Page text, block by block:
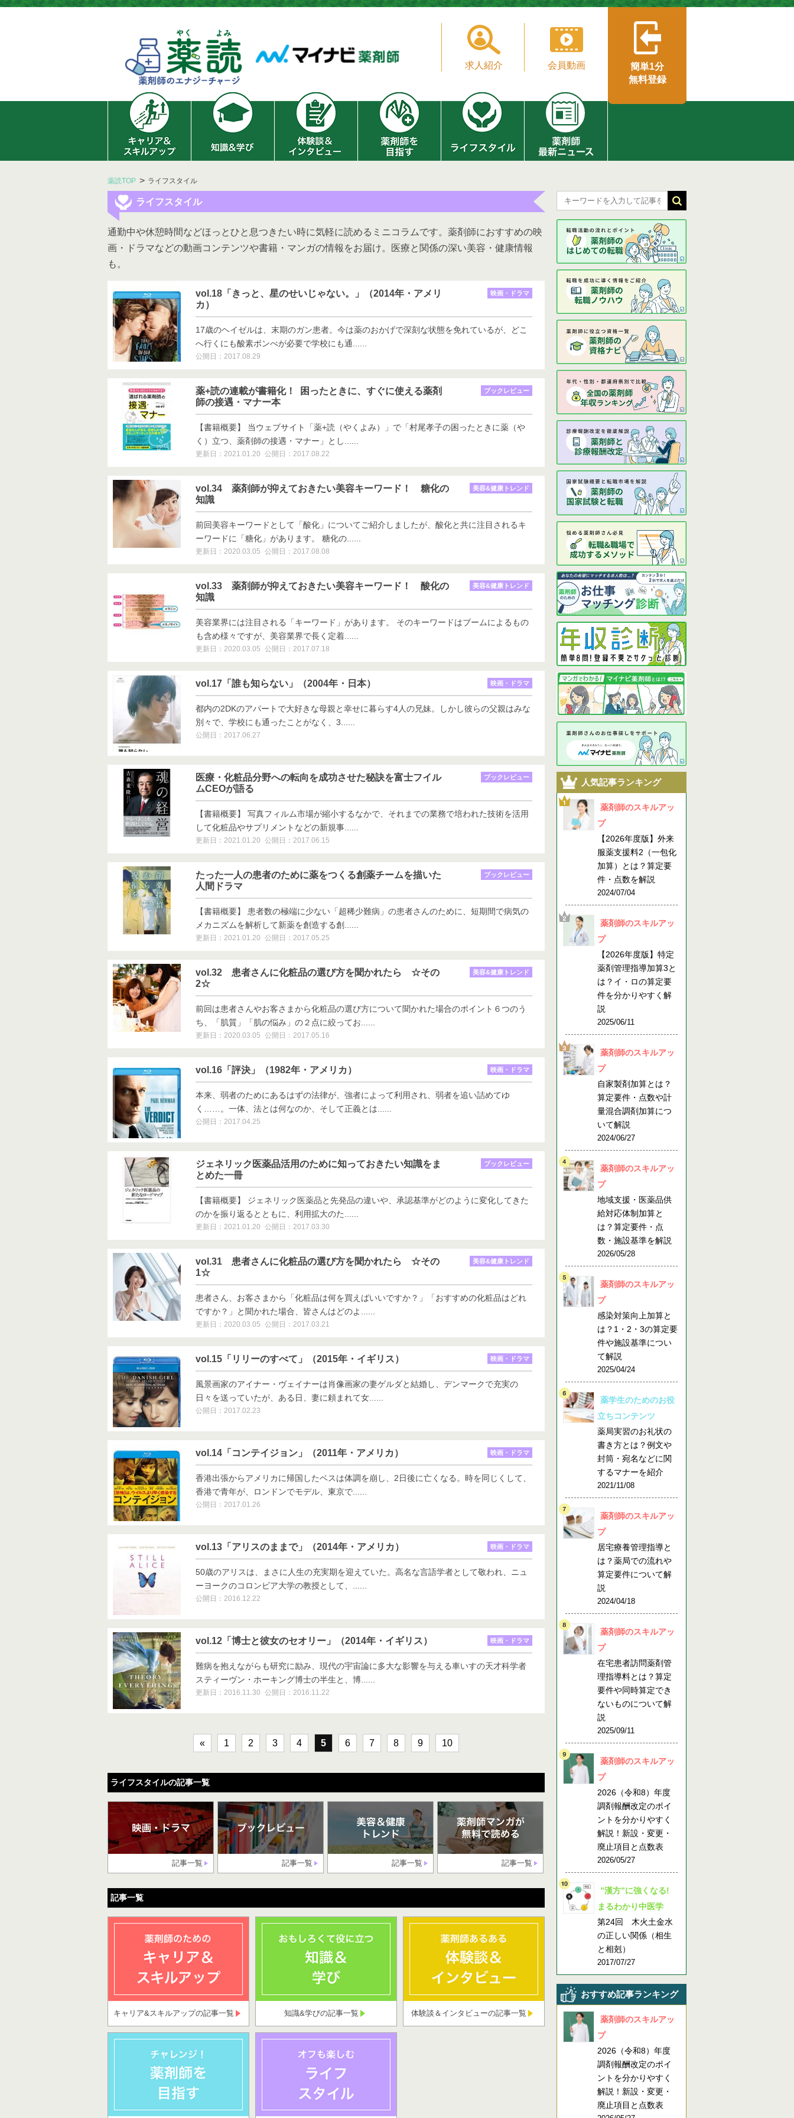
求人紹介 会員動画
簡単1分
無料登録
薬読TOP ライフスタイル
ライフスタイル
通勤中や休憩時間などほっとひと息つきたい時に気軽に読めるミニコラムです。薬剤師におすすめの映
画・ドラマなどの動画コンテンツや書籍・マンガの情報をお届け。医療と関係の深い美容・健康情報
も。
映画・ドラマ
vol.18「きっと、星のせいじゃない。」（2014年・アメリ
カ）
17歳のヘイゼルは、末期のガン患者。今は薬のおかげで深刻な状態を免れているが、どこ
へ行くにも酸素ボンべが必要で学校にも通......
公開日：2017.08.29
ブックレビュー
薬+読の連載が書籍化！ 困ったときに、すぐに使える薬剤
師の接遇・マナー本
【書籍概要】 当ウェブサイト「薬+読（やくよみ）」で「村尾孝子の困ったときに薬（や
く）立つ、薬剤師の接遇・マナー」とし......
更新日：2021.01.20 公開日：2017.08.22
美容&健康トレンド
vol.34 薬剤師が抑えておきたい美容キーワード！ 糖化の
知識
前回美容キーワードとして「酸化」についてご紹介しましたが、酸化と共に注目されるキ
ーワードに「糖化」があります。 糖化の......
更新日：2020.03.05 公開日：2017.08.08
美容&健康トレンド
vol.33 薬剤師が抑えておきたい美容キーワード！ 酸化の
知識
美容業界には注目される「キーワード」があります。 そのキーワードはブームによるもの
も含め様々ですが、美容業界で長く定着......
更新日：2020.03.05 公開日：2017.07.18
映画・ドラマ
vol.17「誰も知らない」（2004年・日本）
都内の2DKのアパートで大好きな母親と幸せに暮らす4人の兄妹。しかし彼らの父親はみな
別々で、学校にも通ったことがなく、3......
公開日：2017.06.27
ブックレビュー
医療・化粧品分野への転向を成功させた秘訣を富士フイル
ムCEOが語る
【書籍概要】 写真フィルム市場が縮小するなかで、それまでの業務で培われた技術を活用
して化粧品やサプリメントなどの新規事......
更新日：2021.01.20 公開日：2017.06.15
ブックレビュー
たった一人の患者のために薬をつくる創薬チームを描いた
人間ドラマ
【書籍概要】 患者数の極端に少ない「超稀少難病」の患者さんのために、短期間で病気の
メカニズムを解析して新薬を創造する創......
更新日：2021.01.20 公開日：2017.05.25
美容&健康トレンド
vol.32 患者さんに化粧品の選び方を聞かれたら ☆その
2☆
前回は患者さんやお客さまから化粧品の選び方について聞かれた場合のポイント６つのう
ち、「肌質」「肌の悩み」の２点に絞ってお......
更新日：2020.03.05 公開日：2017.05.16
映画・ドラマ
vol.16「評決」（1982年・アメリカ）
本来、弱者のためにあるはずの法律が、強者によって利用され、弱者を追い詰めてゆ
く……。一体、法とは何なのか、そして正義とは......
公開日：2017.04.25
ブックレビュー
ジェネリック医薬品活用のために知っておきたい知識をま
とめた一冊
【書籍概要】 ジェネリック医薬品と先発品の違いや、承認基準がどのように変化してきた
のかを振り返るとともに、利用拡大のた......
更新日：2021.01.20 公開日：2017.03.30
美容&健康トレンド
vol.31 患者さんに化粧品の選び方を聞かれたら ☆その
1☆
患者さん、お客さまから「化粧品は何を買えばいいですか？」「おすすめの化粧品はどれ
ですか？」と聞かれた場合、皆さんはどのよ......
更新日：2020.03.05 公開日：2017.03.21
映画・ドラマ
vol.15「リリーのすべて」（2015年・イギリス）
風景画家のアイナー・ヴェイナーは肖像画家の妻ゲルダと結婚し、デンマークで充実の
日々を送っていたが、ある日、妻に頼まれて女......
公開日：2017.02.23
映画・ドラマ
vol.14「コンテイジョン」（2011年・アメリカ）
香港出張からアメリカに帰国したベスは体調を崩し、2日後に亡くなる。時を同じくして、
香港で青年が、ロンドンでモデル、東京で......
公開日：2017.01.26
映画・ドラマ
vol.13「アリスのままで」（2014年・アメリカ）
50歳のアリスは、まさに人生の充実期を迎えていた。高名な言語学者として敬われ、ニュ
ーヨークのコロンビア大学の教授として、......
公開日：2016.12.22
映画・ドラマ
vol.12「博士と彼女のセオリー」（2014年・イギリス）
難病を抱えながらも研究に励み、現代の宇宙論に多大な影響を与える車いすの天才科学者
スティーヴン・ホーキング博士の半生と、博......
更新日：2016.11.30 公開日：2016.11.22
« 1 2 3 4 5 6 7 8 9 10
ライフスタイルの記事一覧
記事一覧 記事一覧 記事一覧 記事一覧
記事一覧
キャリア&スキルアップの記事一覧 知識&学びの記事一覧 体験談＆インタビューの記事一覧
人気記事ランキング
薬剤師のスキルアッ
プ
【2026年度版】外来
服薬支援料2（一包化
加算）とは？算定要
件・点数を解説
2024/07/04
薬剤師のスキルアッ
プ
【2026年度版】特定
薬剤管理指導加算3と
は？イ・ロの算定要
件を分かりやすく解
説
2025/06/11
薬剤師のスキルアッ
プ
自家製剤加算とは？
算定要件・点数や計
量混合調剤加算につ
いて解説
2024/06/27
薬剤師のスキルアッ
プ
地域支援・医薬品供
給対応体制加算と
は？算定要件・点
数・施設基準を解説
2026/05/28
薬剤師のスキルアッ
プ
感染対策向上加算と
は？1・2・3の算定要
件や施設基準につい
て解説
2025/04/24
薬学生のためのお役
立ちコンテンツ
薬局実習のお礼状の
書き方とは？例文や
封筒・宛名などに関
するマナーを紹介
2021/11/08
薬剤師のスキルアッ
プ
居宅療養管理指導と
は？薬局での流れや
算定要件について解
説
2024/04/18
薬剤師のスキルアッ
プ
在宅患者訪問薬剤管
理指導料とは？算定
要件や同時算定でき
ないものについて解
説
2025/09/11
薬剤師のスキルアッ
プ
2026（令和8）年度
調剤報酬改定のポイ
ントを分かりやすく
解説！新設・変更・
廃止項目と点数表
2026/05/27
”漢方”に強くなる!
まるわかり中医学
第24回 木火土金水
の正しい関係（相生
と相剋）
2017/07/27
おすすめ記事ランキング
薬剤師のスキルアッ
プ
2026（令和8）年度
調剤報酬改定のポイ
ントを分かりやすく
解説！新設・変更・
廃止項目と点数表